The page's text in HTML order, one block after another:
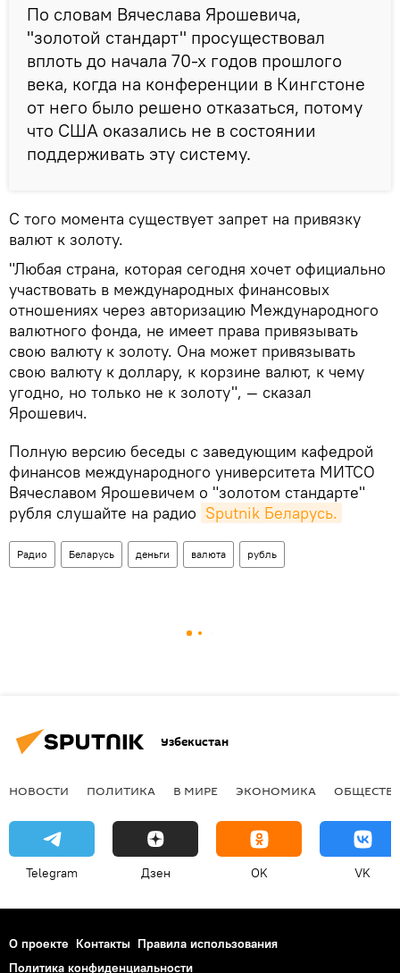
По словам Вячеслава Ярошевича,
"золотой стандарт" просуществовал
вплоть до начала 70-х годов прошлого
века, когда на конференции в Кингстоне
от него было решено отказаться, потому
что США оказались не в состоянии
поддерживать эту систему.
С того момента существует запрет на привязку
валют к золоту.
"Любая страна, которая сегодня хочет официально
участвовать в международных финансовых
отношениях через авторизацию Международного
валютного фонда, не имеет права привязывать
свою валюту к золоту. Она может привязывать
свою валюту к доллару, к корзине валют, к чему
угодно, но только не к золоту", — сказал
Ярошевич.
Полную версию беседы с заведующим кафедрой
финансов международного университета МИТСО
Вячеславом Ярошевичем о "золотом стандарте"
рубля слушайте на радио Sputnik Беларусь.
Радио Беларусь деньги валюта рубль
Узбекистан
НОВОСТИ ПОЛИТИКА В МИРЕ ЭКОНОМИКА
Telegram Дзен OK VK
О проекте Контакты Правила использования
Политика конфиденциальности